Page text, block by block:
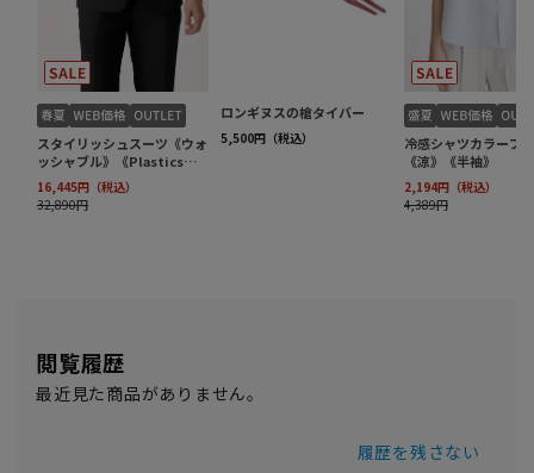
閲覧履歴
最近見た商品がありません。
履歴を残さない